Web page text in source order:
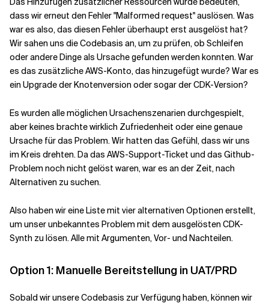
dass wir erneut den Fehler "Malformed request" auslösen. Was
war es also, das diesen Fehler überhaupt erst ausgelöst hat?
Wir sahen uns die Codebasis an, um zu prüfen, ob Schleifen
oder andere Dinge als Ursache gefunden werden konnten. War
es das zusätzliche AWS-Konto, das hinzugefügt wurde? War es
ein Upgrade der Knotenversion oder sogar der CDK-Version?
Es wurden alle möglichen Ursachenszenarien durchgespielt,
aber keines brachte wirklich Zufriedenheit oder eine genaue
Ursache für das Problem. Wir hatten das Gefühl, dass wir uns
im Kreis drehten. Da das AWS-Support-Ticket und das Github-
Problem noch nicht gelöst waren, war es an der Zeit, nach
Alternativen zu suchen.
Also haben wir eine Liste mit vier alternativen Optionen erstellt,
um unser unbekanntes Problem mit dem ausgelösten CDK-
Synth zu lösen. Alle mit Argumenten, Vor- und Nachteilen.
Option 1: Manuelle Bereitstellung in UAT/PRD
Sobald wir unsere Codebasis zur Verfügung haben, können wir